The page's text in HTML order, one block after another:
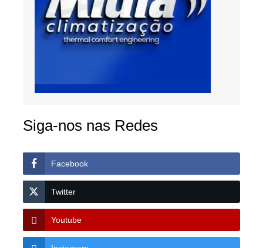
Siga-nos nas Redes
Facebook
Twitter
Youtube